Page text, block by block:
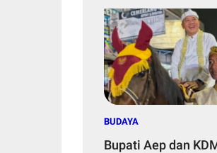
BUDAYA
Bupati Aep dan